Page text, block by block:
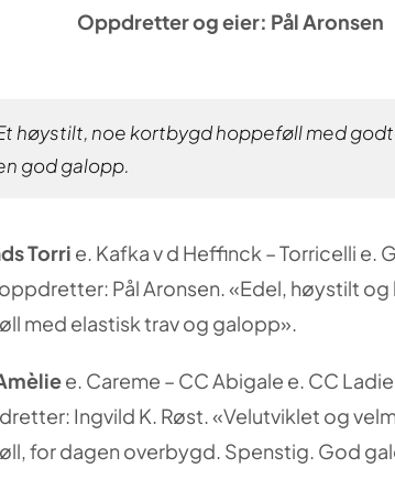
Oppdretter og eier: Pål Aronsen
høystilt, noe kortbygd hoppeføll med
god galopp.
Torri e. Kafka v d Heffinck – Torricelli e.
Pål Aronsen. «Edel, høystilt
med elastisk trav og galopp».
e. Careme – CC Abigale e. CC
Ingvild K. Røst. «Velutviklet og
for dagen overbygd. Spenstig. God